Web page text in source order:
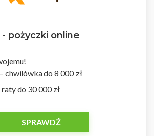
pożyczki online
chwilówka do 8 000 zł
raty do 30 000 zł
SPRAWDŹ